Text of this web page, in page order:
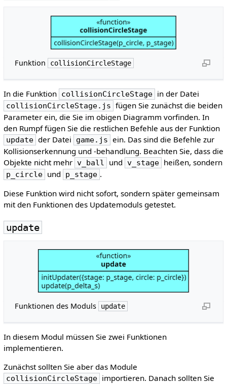
Funktion collisionCircleStage
In die Funktion collisionCircleStage in der Datei
collisionCircleStage.js fügen Sie zunächst die beiden
Parameter ein, die Sie im obigen Diagramm vorfinden. In
den Rumpf fügen Sie die restlichen Befehle aus der Funktion
update der Datei game.js ein. Das sind die Befehle zur
Kollisionserkennung und -behandlung. Beachten Sie, dass die
Objekte nicht mehr v_ball und v_stage heißen, sondern
p_circle und p_stage .
Diese Funktion wird nicht sofort, sondern später gemeinsam
mit den Funktionen des Updatemoduls getestet.
update
Funktionen des Moduls update
In diesem Modul müssen Sie zwei Funktionen
implementieren.
Zunächst sollten Sie aber das Module
collisionCircleStage importieren. Danach sollten Sie